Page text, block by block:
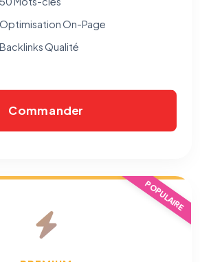
On-Page
Qualité
Commander
POPULAIRE
du site : session, sécurité,
choix de consentement. Ils ne